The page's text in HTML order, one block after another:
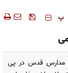
پ
مدارس قدس در پی